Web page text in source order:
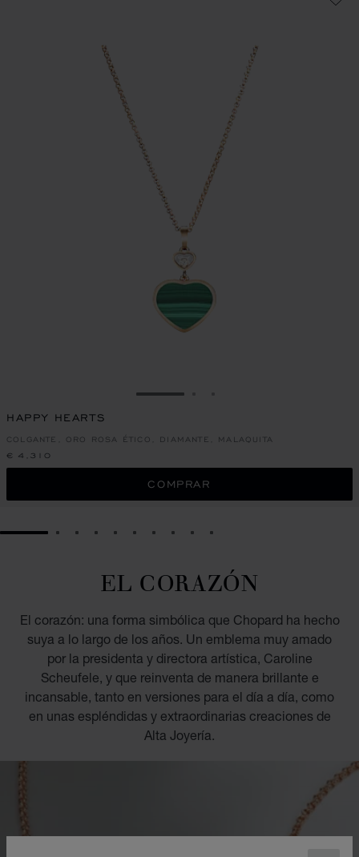
IR A LA DIAPOSITIVA 1
HAPPY HEARTS
COLGANTE, ORO ROSA ÉTICO, DIAMANTE, MALAQUITA
€ 4,310
COMPRAR
GO TO SLIDE 1GO TO SLIDE 2
GO TO SLIDE 3
GO TO SLIDE 4
GO TO SLIDE 5
GO TO SLIDE 6
GO TO SLIDE 7
GO TO SLIDE 8
GO TO SLIDE 9
GO TO SLIDE 10
EL CORAZÓN
El corazón: una forma simbólica que Chopard ha hecho
suya a lo largo de los años. Un emblema muy amado
por la presidenta y directora artística, Caroline
Scheufele, y que reinventa de manera brillante e
incansable, tanto en versiones para el día a día, como
en unas espléndidas y extraordinarias creaciones de
Alta Joyería.